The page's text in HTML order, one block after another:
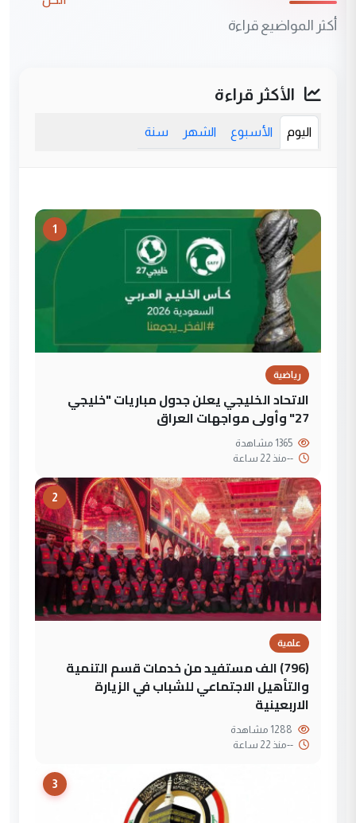
أكثر المواضيع قراءة
الأكثر قراءة
اليوم الأسبوع الشهر سنة
1
رياضية
الاتحاد الخليجي يعلن جدول مباريات "خليجي
27" وأولى مواجهات العراق
--منذ 22 ساعة
2
علمية
(796) الف مستفيد من خدمات قسم التنمية
والتأهيل الاجتماعي للشباب في الزيارة
الاربعينية
--منذ 22 ساعة
3